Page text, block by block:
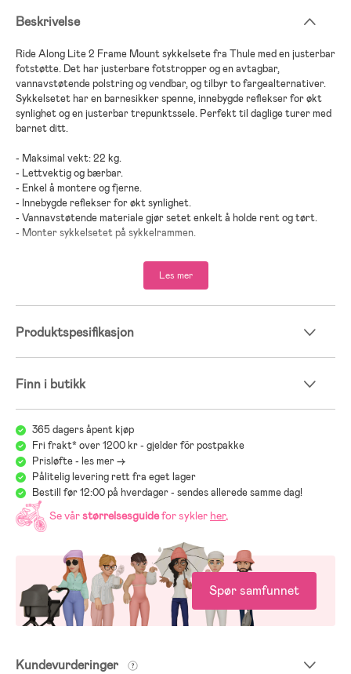
Beskrivelse
Ride Along Lite 2 Frame Mount sykkelsete fra Thule med en justerbar
fotstøtte. Det har justerbare fotstropper og en avtagbar,
vannavstøtende polstring og vendbar, og tilbyr to fargealternativer.
Sykkelsetet har en barnesikker spenne, innebygde reflekser for økt
synlighet og en justerbar trepunktssele. Perfekt til daglige turer med
barnet ditt.
- Maksimal vekt: 22 kg.
- Lettvektig og bærbar.
- Enkel å montere og fjerne.
- Innebygde reflekser for økt synlighet.
- Vannavstøtende materiale gjør setet enkelt å holde rent og tørt.
- Monter sykkelsetet på sykkelrammen.
- Anbefalt alder: fra 9 måneder.
- Designet og testet for barn fra 9 måneder til 6 år, opptil 22 kg.
;
Les mer
Produktspesifikasjon
Finn i butikk
365 dagers åpent kjøp
Fri frakt* over 1200 kr - gjelder för postpakke
Prisløfte - les mer ->
Pålitelig levering rett fra eget lager
Bestill før 12:00 på hverdager - sendes allerede samme dag!
Se vårstørrelsesguidefor sykler her.
Spør samfunnet
Kundevurderinger